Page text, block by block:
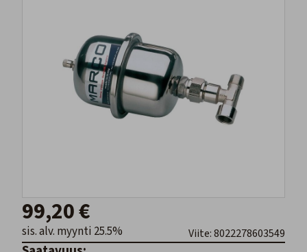
99,20 €
sis. alv. myynti 25.5% Viite: 8022278603549